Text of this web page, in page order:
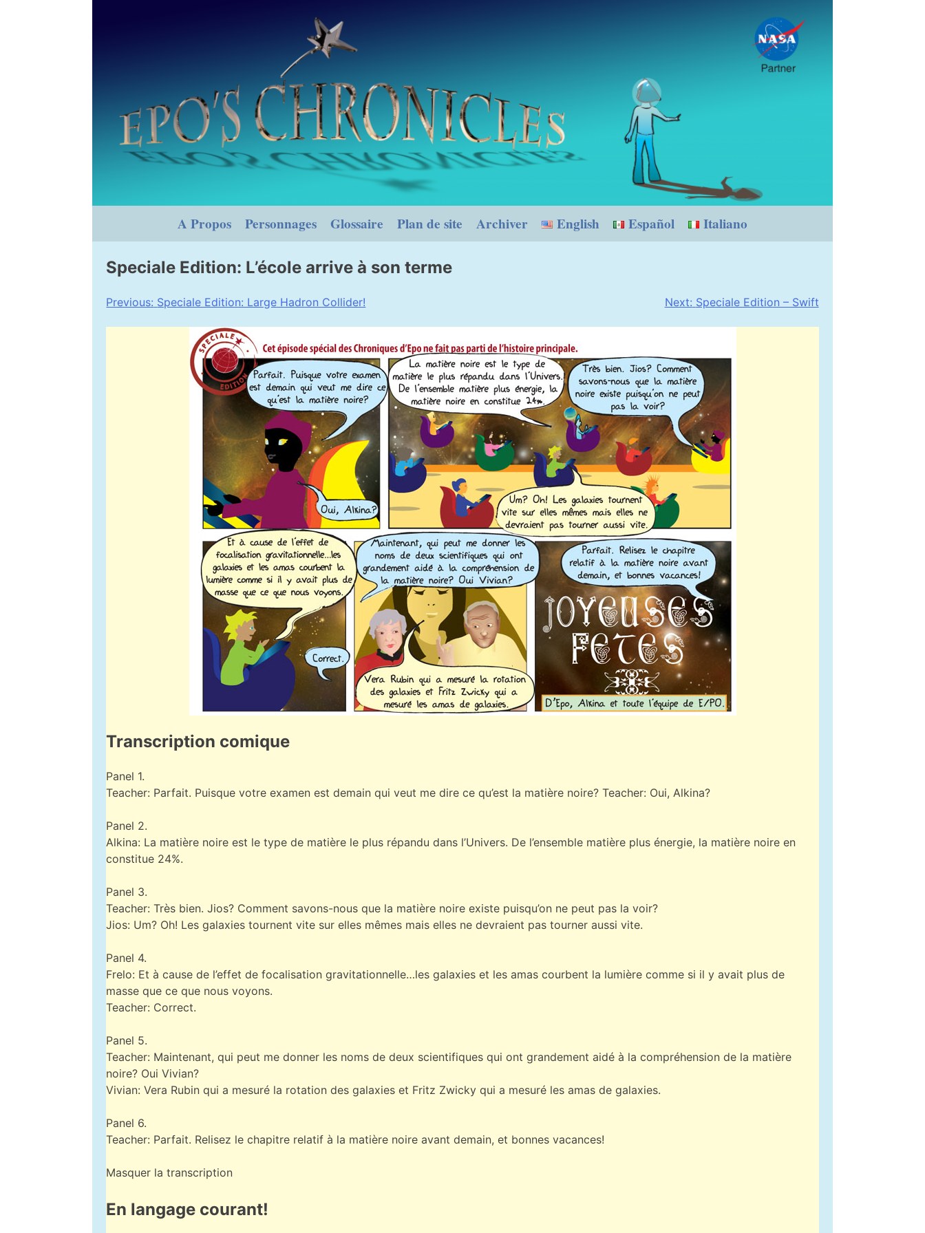
A Propos Personnages Glossaire Plan de site Archiver English Español Italiano
Speciale Edition: L’école arrive à son terme
Navigation
de
Previous: Speciale Edition: Large Hadron Collider! Next: Speciale Edition – Swift
Transcription comique
Panel 1.
Teacher: Parfait. Puisque votre examen est demain qui veut me dire ce qu’est la matière noire? Teacher: Oui, Alkina?
Panel 2.
Alkina: La matière noire est le type de matière le plus répandu dans l’Univers. De l’ensemble matière plus énergie, la matière noire en
constitue 24%.
Panel 3.
Teacher: Très bien. Jios? Comment savons-nous que la matière noire existe puisqu’on ne peut pas la voir?
Jios: Um? Oh! Les galaxies tournent vite sur elles mêmes mais elles ne devraient pas tourner aussi vite.
Panel 4.
Frelo: Et à cause de l’effet de focalisation gravitationnelle…les galaxies et les amas courbent la lumière comme si il y avait plus de
masse que ce que nous voyons.
Teacher: Correct.
Panel 5.
Teacher: Maintenant, qui peut me donner les noms de deux scientifiques qui ont grandement aidé à la compréhension de la matière
noire? Oui Vivian?
Vivian: Vera Rubin qui a mesuré la rotation des galaxies et Fritz Zwicky qui a mesuré les amas de galaxies.
Panel 6.
Teacher: Parfait. Relisez le chapitre relatif à la matière noire avant demain, et bonnes vacances!
Masquer la transcription
En langage courant!